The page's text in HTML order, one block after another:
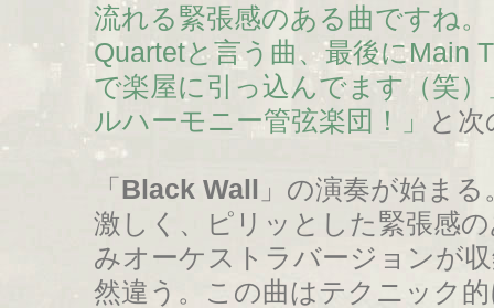
流れる緊張感のある曲ですね
Quartetと言う曲、最後にMain
で楽屋に引っ込んでます（笑
ルハーモニー管弦楽団！」
と
「 Black Wall
」の演奏が始ま
激しく、ピリッとした緊張感
みオーケストラバージョンが
然違う。この曲はテクニック